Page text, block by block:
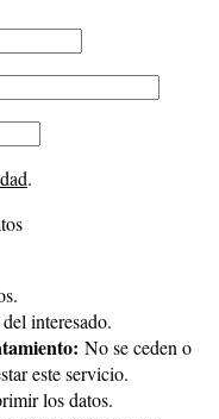
.
interesado.
No se ceden o
este servicio.
los datos.